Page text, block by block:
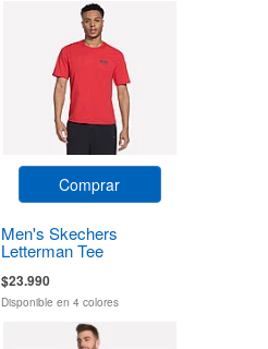
Comprar
Men's Skechers
Letterman Tee
$23.990
Disponible en 4 colores